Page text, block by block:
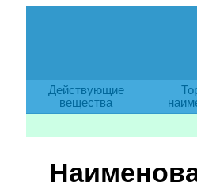
Действующие
вещества